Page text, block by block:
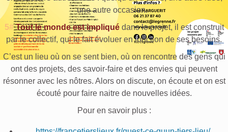
une autre occasion.
5# Tout le monde est impliquédans le projet, il est construit
par le collectif, qui le fait évoluer en fonction de ses besoins.
C’est un lieu où on se sent bien, où on rencontre des gens qui
ont des projets, des savoir-faire et des envies qui peuvent
résonner avec les nôtres. Alors on discute, on écoute et on est
écouté pour faire naitre de nouvelles idées.
Pour en savoir plus :